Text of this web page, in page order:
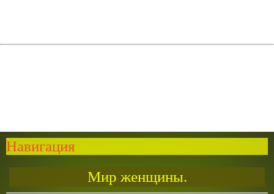
Навигация
Мир женщины.